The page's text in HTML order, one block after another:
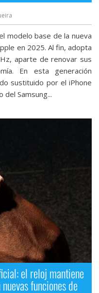
modelo base de la nueva
en 2025. Al fin, adopta
aparte de renovar sus
En esta generación
sustituido por el iPhone
del Samsung...
el reloj mantiene
funciones de